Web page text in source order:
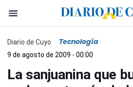
Diario de Cuyo Tecnología
9 de agosto de 2009 - 00:00
La sanjuanina que